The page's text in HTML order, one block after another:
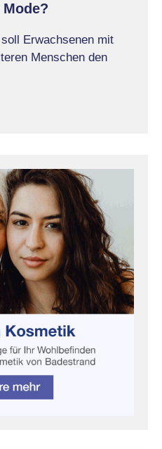
Erwachsenen mit
Menschen den